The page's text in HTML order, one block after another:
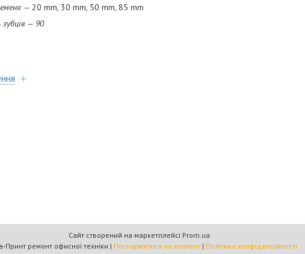
— 20 mm, 30 mm, 50 mm, 85 mm
— 90
Сайт створений на маркетплейсі Prom.ua
Омега-Принт ремонт офисної техніки | Поскаржитися на контент | Політика конфіденційності